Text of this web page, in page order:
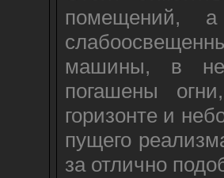
помещений,
машины, в
погашены
горизонте и
пущего
за отлично